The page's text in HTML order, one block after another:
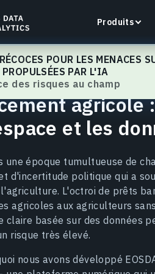
Produits
dans votre navigateur.
POUR LES MENACES
PROPULSÉES PAR L'IA
des risques au champ
Crop Monitoring
agricole
et les
une époque tumultueuse de
d'incertitude politique qui a
L'octroi de prêts
agricoles aux agriculteurs
claire basée sur des données
risque très élevé.
nous avons développé